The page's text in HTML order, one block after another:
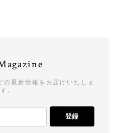
の最新情報をお届けいたしま
す。
登録